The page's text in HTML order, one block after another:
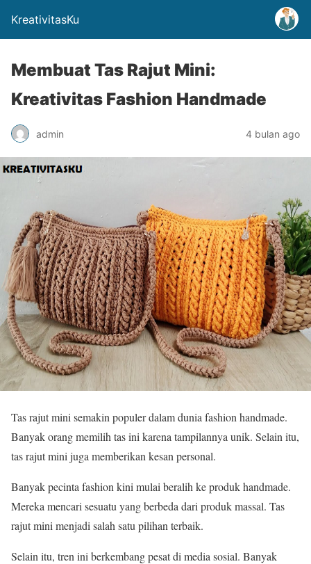
KreativitasKu
Membuat Tas Rajut Mini:
Kreativitas Fashion Handmade
admin 4 bulan ago
Tas rajut mini semakin populer dalam dunia fashion handmade.
Banyak orang memilih tas ini karena tampilannya unik. Selain itu,
tas rajut mini juga memberikan kesan personal.
Banyak pecinta fashion kini mulai beralih ke produk handmade.
Mereka mencari sesuatu yang berbeda dari produk massal. Tas
rajut mini menjadi salah satu pilihan terbaik.
Selain itu, tren ini berkembang pesat di media sosial. Banyak